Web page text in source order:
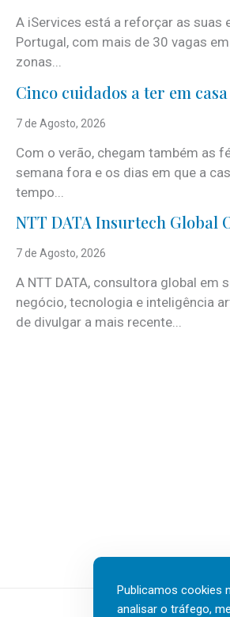
A iServices está a reforçar as suas
Portugal, com mais de 30 vagas
zonas...
Cinco cuidados a ter em
7 de Agosto, 2026
Com o verão, chegam também as
semana fora e os dias em que a
tempo...
NTT DATA Insurtech Global
7 de Agosto, 2026
A NTT DATA, consultora global em
negócio, tecnologia e inteligência
de divulgar a mais recente...
Publicamos cookies
analisar o tráfego,